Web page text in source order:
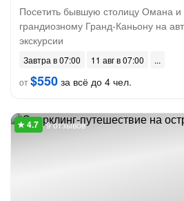
Посетить бывшую столицу Омана и
грандиозному Гранд-Каньону на
экскурсии
Завтра в 07:00
11 авг в 07:00
от$550 за всё до 4 чел.
9 отзывов